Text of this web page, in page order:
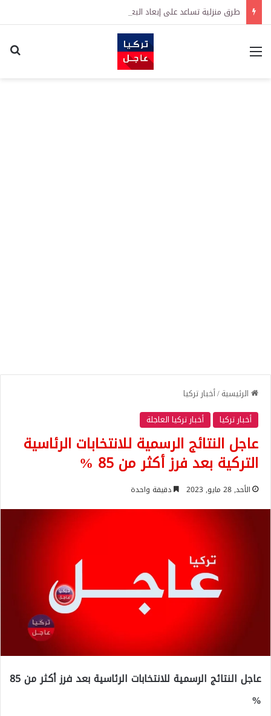
طرق منزلية تساعد على إبعاد البعوض عن المنزل في الصيف
القائمة
الرئيسية/أخبار تركيا
أخبار تركيا
أخبار تركيا العاجلة
عاجل النتائج الرسمية للانتخابات الرئاسية
التركية بعد فرز أكثر من 85 %
الأحد, 28 مايو, 2023 دقيقة واحدة
عاجل النتائج الرسمية للانتخابات الرئاسية بعد فرز أكثر من 85
%